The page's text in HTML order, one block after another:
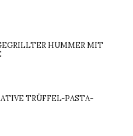
HUMMER MIT
TRÜFFEL-PASTA-